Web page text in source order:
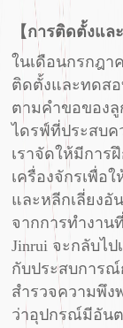
【การติดตั้งแล
ในเดือนกรกฎา
ติดตั้งและทดสอ
ตามคำขอของลู
ไดรฟ์ที่ประสบค
เราจัดให้มีการ
เครื่องจักรเพื่อ
และหลีกเลี่ยง
จากการทำงาน
Jinrui จะกลับไป
กับประสบการณ์
สำรวจความพึง
ว่าอุปกรณ์มีอันต